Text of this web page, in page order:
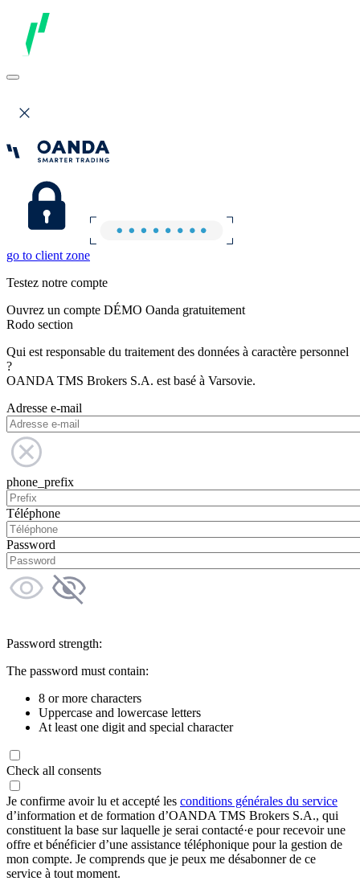
go to client zone
Testez notre compte
Ouvrez un compte DÉMO Oanda gratuitement
Rodo section
Qui est responsable du traitement des données à caractère personnel
?
OANDA TMS Brokers S.A. est basé à Varsovie.
Adresse e-mail
phone_prefix
Téléphone
Password
Password strength:
The password must contain:
8 or more characters
Uppercase and lowercase letters
At least one digit and special character
Check all consents
Je confirme avoir lu et accepté les conditions générales du service
d’information et de formation d’OANDA TMS Brokers S.A., qui
constituent la base sur laquelle je serai contacté·e pour recevoir une
offre et bénéficier d’une assistance téléphonique pour la gestion de
mon compte. Je comprends que je peux me désabonner de ce
service à tout moment.